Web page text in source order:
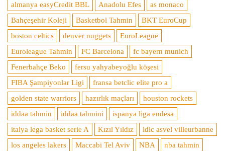
almanya easyCredit BBL
Anadolu Efes
as monaco
Bahçeşehir Koleji
Basketbol Tahmin
BKT EuroCup
boston celtics
denver nuggets
EuroLeague
Euroleague Tahmin
FC Barcelona
fc bayern munich
Fenerbahçe Beko
fersu yahyabeyoğlu köşesi
FIBA Şampiyonlar Ligi
fransa betclic elite pro a
golden state warriors
hazırlık maçları
houston rockets
iddaa tahmin
iddaa tahmini
ispanya liga endesa
italya lega basket serie A
Kızıl Yıldız
ldlc asvel villeurbanne
los angeles lakers
Maccabi Tel Aviv NBA
nba tahmin